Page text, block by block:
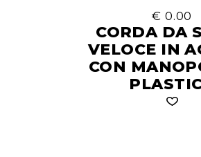
€ 0.00
CORDA DA
VELOCE IN
CON